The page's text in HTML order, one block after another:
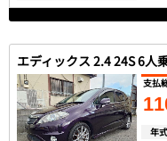
エディックス 2.4 24S 6人
支払
年式